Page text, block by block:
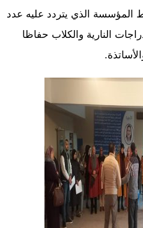
الذي يتردد عليه عدد
النارية والكلاب حفاظا